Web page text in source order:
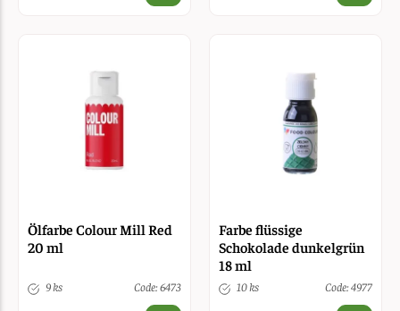
Ölfarbe Colour Mill Red
20 ml
9 ks Code: 6473
Farbe flüssige
Schokolade dunkelgrün
18 ml
10 ks Code: 4977